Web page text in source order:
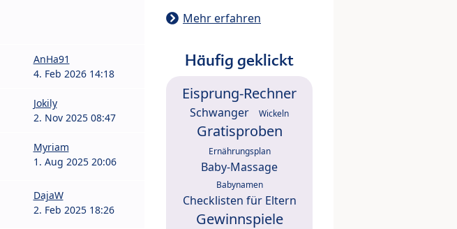
AnHa91
4. Feb 2026 14:18
Jokily
2. Nov 2025 08:47
Myriam
1. Aug 2025 20:06
DajaW
2. Feb 2025 18:26
Mehr erfahren
Häufig geklickt
Eisprung-Rechner
Schwanger Wickeln
Gratisproben
Ernährungsplan
Baby-Massage
Babynamen
Checklisten für Eltern
Gewinnspiele